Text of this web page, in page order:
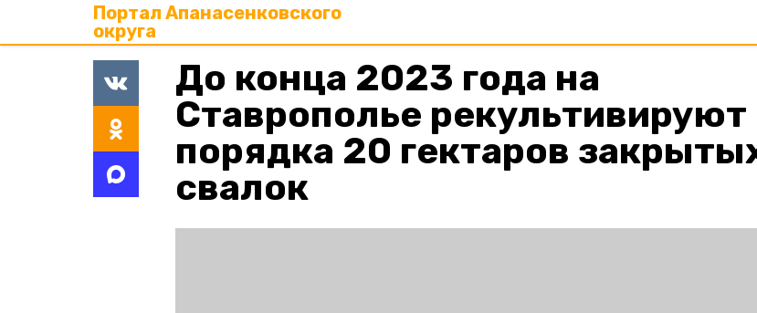
Портал Апанасенковского
округа
До конца 2023 года на
Ставрополье рекультивируют
порядка 20 гектаров
свалок